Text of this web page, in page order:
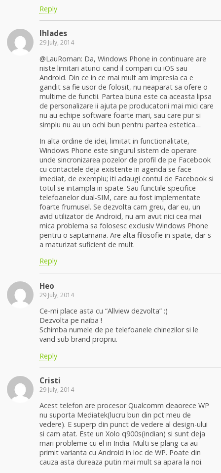
Reply
Ihlades
29 July, 2014
@LauRoman: Da, Windows Phone in continuare are
niste limitari atunci cand il compari cu iOS sau
Android. Din ce in ce mai mult am impresia ca e
gandit sa fie usor de folosit, nu neaparat sa ofere o
multime de functii. Partea buna este ca aceasta lipsa
de personalizare ii ajuta pe producatorii mai mici care
nu au echipe software foarte mari, sau care pur si
simplu nu au un ochi bun pentru partea estetica…
In alta ordine de idei, limitat in functionalitate,
Windows Phone este singurul sistem de operare
unde sincronizarea pozelor de profil de pe Facebook
cu contactele deja existente in agenda se face
imediat, de exemplu; iti adaugi contul de Facebook si
totul se intampla in spate. Sau functiile specifice
telefoanelor dual-SIM, care au fost implementate
foarte frumusel. Se dezvolta cam greu, dar eu, un
avid utilizator de Android, nu am avut nici cea mai
mica problema sa folosesc exclusiv Windows Phone
pentru o saptamana. Are alta filosofie in spate, dar s-
a maturizat suficient de mult.
Reply
Heo
29 July, 2014
Ce-mi place asta cu “Allview dezvolta” :)
Dezvolta pe naiba !
Schimba numele de pe telefoanele chinezilor si le
vand sub brand propriu.
Reply
Cristi
29 July, 2014
Acest telefon are procesor Qualcomm deaorece WP
nu suporta Mediatek(lucru bun din pct meu de
vedere). E superp din punct de vedere al design-ului
si cam atat. Este un Xolo q900s(indian) si sunt deja
mari probleme cu el in India. Multi se plang ca au
primit varianta cu Android in loc de WP. Poate din
cauza asta dureaza putin mai mult sa apara la noi.